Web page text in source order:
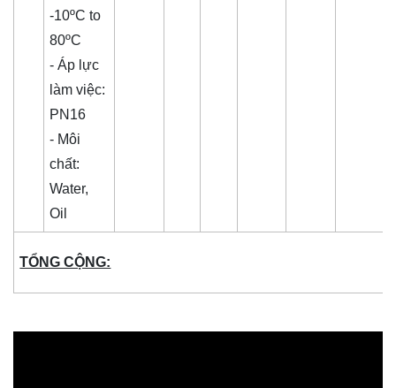
-10ºC to
80ºC
- Áp lực
làm việc:
PN16
- Môi
chất:
Water,
Oil
TỔNG CỘNG: